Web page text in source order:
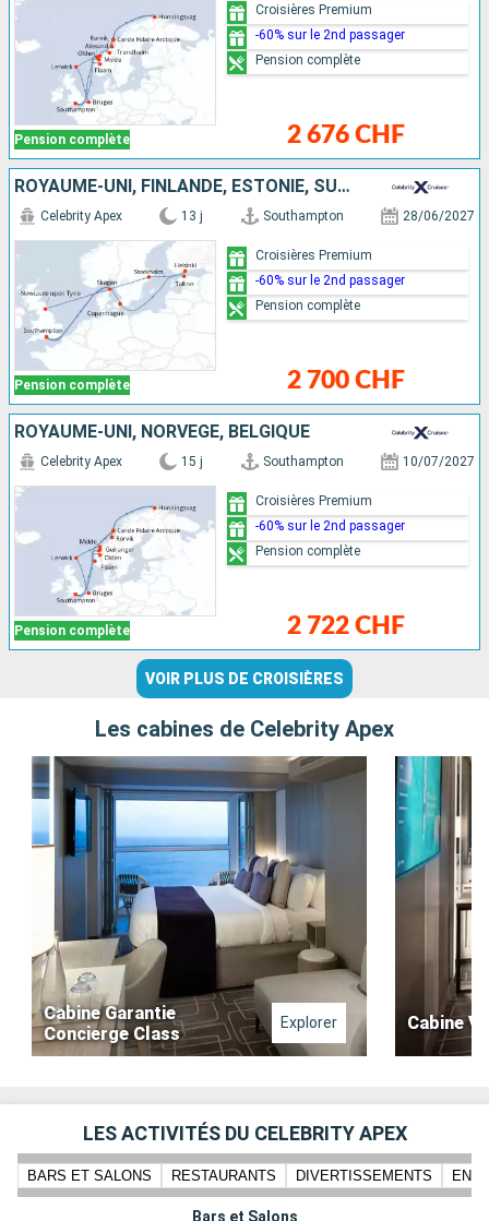
Pension complète 2 676 CHF
Croisières Premium
-60% sur le 2nd passager
Pension complète
ROYAUME-UNI, FINLANDE, ESTONIE, SUÈDE, DANEMARK
Pension complète
Celebrity Apex 13 j Southampton 28/06/2027
2 700 CHF
Croisières Premium
-60% sur le 2nd passager
Pension complète
ROYAUME-UNI, NORVÈGE, BELGIQUE
Pension complète
Celebrity Apex 15 j Southampton 10/07/2027
2 722 CHF
Croisières Premium
-60% sur le 2nd passager
Pension complète
VOIR PLUS DE CROISIÈRES
Les cabines de Celebrity Apex
Cabine Garantie
Concierge Class
Explorer Cabine
LES ACTIVITÉS DU CELEBRITY APEX
BARS ET SALONS RESTAURANTS DIVERTISSEMENTS
Bars et Salons